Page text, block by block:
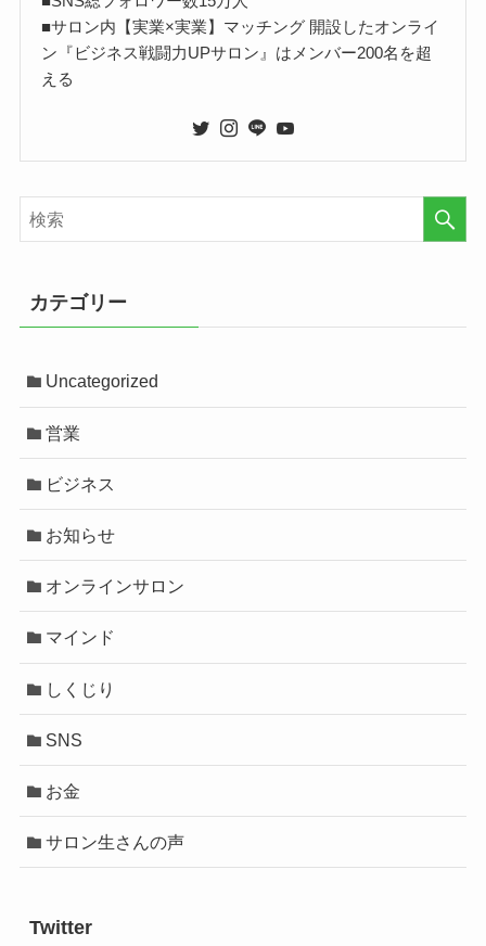
■サロン内【実業×実業】マッチング 開設したオンライ
ン『ビジネス戦闘力UPサロン』はメンバー200名を超
える
カテゴリー
Uncategorized
営業
ビジネス
お知らせ
オンラインサロン
マインド
しくじり
SNS
お金
サロン生さんの声
Twitter